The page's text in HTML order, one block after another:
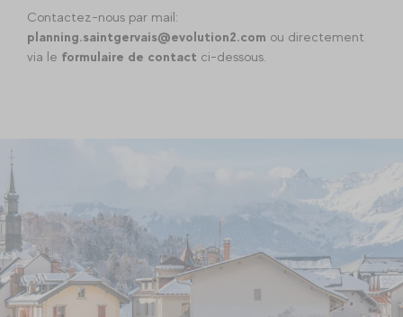
Contactez-nous par mail:
planning.saintgervais@evolution2.com ou directement
via le formulaire de contact ci-dessous.